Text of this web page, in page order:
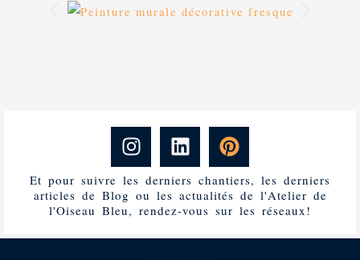
I
n
s
t
a
g
L
i
n
k
e
d
P
i
n
t
e
r
Et pour suivre les derniers chantiers, les derniers
articles de Blog ou les actualités de l'Atelier de
l'Oiseau Bleu, rendez-vous sur les réseaux!